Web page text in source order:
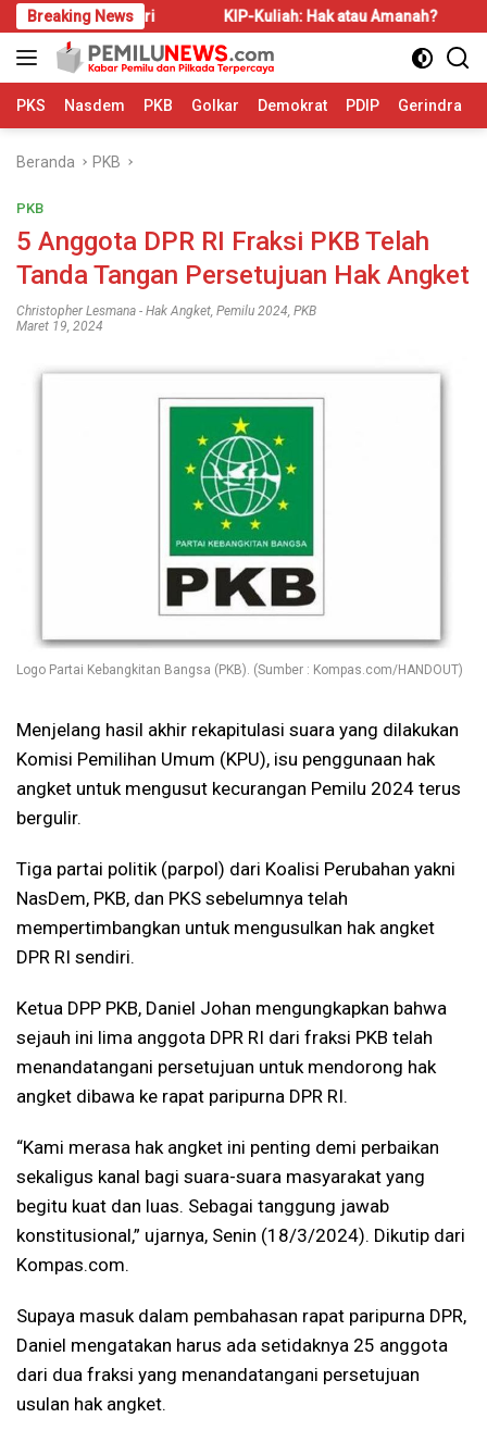
Langsung
ke
konten
Breaking News
Disadari KIP-Kuliah: Hak atau Amanah? Bahas
PKS Nasdem PKB Golkar Demokrat PDIP Gerindra
Beranda PKB
PKB
5 Anggota DPR RI Fraksi PKB Telah
Tanda Tangan Persetujuan Hak Angket
Christopher Lesmana - Hak Angket, Pemilu 2024, PKB
Maret 19, 2024
Logo Partai Kebangkitan Bangsa (PKB). (Sumber : Kompas.com/HANDOUT)
Menjelang hasil akhir rekapitulasi suara yang dilakukan
Komisi Pemilihan Umum (KPU), isu penggunaan hak
angket untuk mengusut kecurangan Pemilu 2024 terus
bergulir.
Tiga partai politik (parpol) dari Koalisi Perubahan yakni
NasDem, PKB, dan PKS sebelumnya telah
mempertimbangkan untuk mengusulkan hak angket
DPR RI sendiri.
Ketua DPP PKB, Daniel Johan mengungkapkan bahwa
sejauh ini lima anggota DPR RI dari fraksi PKB telah
menandatangani persetujuan untuk mendorong hak
angket dibawa ke rapat paripurna DPR RI.
“Kami merasa hak angket ini penting demi perbaikan
sekaligus kanal bagi suara-suara masyarakat yang
begitu kuat dan luas. Sebagai tanggung jawab
konstitusional,” ujarnya, Senin (18/3/2024). Dikutip dari
Kompas.com.
Supaya masuk dalam pembahasan rapat paripurna DPR,
Daniel mengatakan harus ada setidaknya 25 anggota
dari dua fraksi yang menandatangani persetujuan
usulan hak angket.